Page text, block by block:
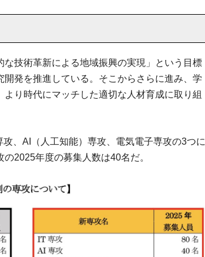
技術革新による地域振興の実現」という目標
発を推進している。そこからさらに進み、学
り時代にマッチした適切な人材育成に取り組
、AI（人工知能）専攻、電気電子専攻の3つに
2025年度の募集人数は40名だ。